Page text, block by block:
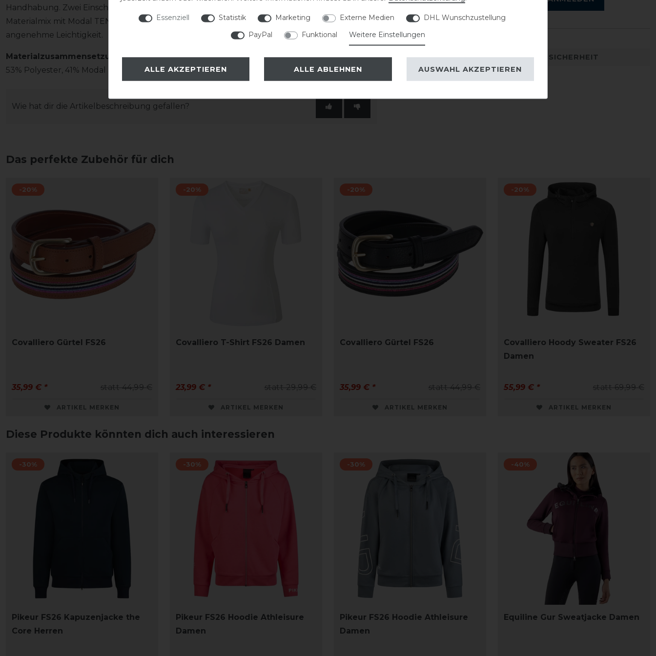
Handhabung. Zwei Einschubtaschen mit Reißverschluss bieten sicheren Stauraum. Der
Materialmix mit Modal TENCEL sorgt für ein besonders weiches Hautgefühl und eine
angenehme Leichtigkeit.
Materialzusammensetzung
53% Polyester, 41% Modal TENCEL, 6% Elasthan
Wie hat dir die Artikelbeschreibung gefallen?
DETAILS ZUR PRODUKTSICHERHEIT
Das perfekte Zubehör für dich
-20%
Covalliero Gürtel FS26
statt 44,99 €
35,99 € *
ARTIKEL MERKEN
-20%
Covalliero T-Shirt FS26 Damen
statt 29,99 €
23,99 € *
ARTIKEL MERKEN
-20%
Covalliero Gürtel FS26
statt 44,99 €
35,99 € *
ARTIKEL MERKEN
-20%
Covalliero Hoody Sweater FS26
Damen
statt 69,99 €
55,99 € *
ARTIKEL MERKEN
Diese Produkte könnten dich auch interessieren
-30%
Pikeur FS26 Kapuzenjacke the
Core Herren
-30%
Pikeur FS26 Hoodie Athleisure
Damen
-30%
Pikeur FS26 Hoodie Athleisure
Damen
-40%
Equiline Gur Sweatjacke Damen
Essenziell Statistik Marketing Externe Medien
DHL Wunschzustellung
PayPal
Funktional Weitere Einstellungen
ALLE AKZEPTIEREN ALLE ABLEHNEN AUSWAHL AKZEPTIEREN